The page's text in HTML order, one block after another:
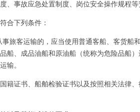
事故应急处置制度、岗位安全操作规程等
下列条件：
客运输的，应当使用普通客船、客货船
船、成品油船和原油船（统称为危险品船
输。
证书、船舶检验证书以及按照相关法律、